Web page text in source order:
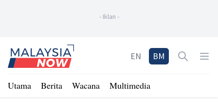
- Iklan -
Home
EN BM Open
Utama Berita Wacana Multimedia